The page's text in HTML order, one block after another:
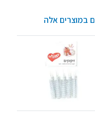
במוצרים אלה